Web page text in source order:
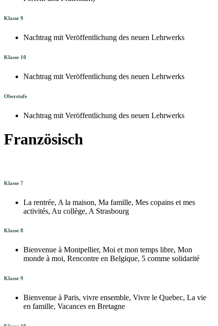
Klasse 9
Nachtrag mit Veröffentlichung des neuen Lehrwerks
Klasse 10
Nachtrag mit Veröffentlichung des neuen Lehrwerks
Oberstufe
Nachtrag mit Veröffentlichung des neuen Lehrwerks
Französisch
Klasse 7
La rentrée, A la maison, Ma famille, Mes copains et mes
activités, Au collège, A Strasbourg
Klasse 8
Bienvenue à Montpellier, Moi et mon temps libre, Mon
monde à moi, Rencontre en Belgique, 5 comme solidarité
Klasse 9
Bienvenue à Paris, vivre ensemble, Vivre le Quebec, La vie
en famille, Vacances en Bretagne